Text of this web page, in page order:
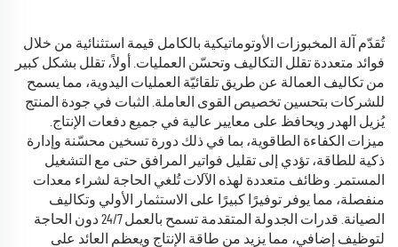
تُقدّم آلة المخبوزات الأوتوماتيكية بالكامل قيمة استثنائية من خلال
فوائد متعددة تقلل التكاليف وتحسّن العمليات. أولاً، تقلل بشكل كبير
من تكاليف العمالة عن طريق تلقائيّة العمليات اليدوية، مما يسمح
للشركات بتحسين تخصيص القوى العاملة. الثبات في جودة المنتج
يُزيل الهدر ويحافظ على معايير عالية في جميع دفعات الإنتاج.
ميزات الكفاءة الطاقوية، بما في ذلك دورة تسخين محسّنة وإدارة
ذكية للطاقة، تؤدي إلى تقليل فواتير المرافق حتى مع التشغيل
المستمر. وظائف متعددة لهذه الآلات تُلغي الحاجة لشراء معدات
منفصلة، مما يوفر توفيرًا كبيرًا على الاستثمار الأولي وتكاليف
الصيانة. قدرات الجدولة المتقدمة تسمح بالعمل 24/7 دون الحاجة
لتوظيف إضافي، مما يزيد من طاقة الإنتاج ويعظم العائد على